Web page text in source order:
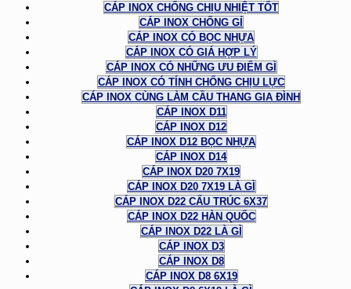
CÁP INOX CHỐNG CHỊU NHIỆT TỐT
CÁP INOX CHỐNG GỈ
CÁP INOX CÓ BỌC NHỰA
CÁP INOX CÓ GIÁ HỢP LÝ
CÁP INOX CÓ NHỮNG ƯU ĐIỂM GÌ
CÁP INOX CÓ TÍNH CHỐNG CHỊU LỰC
CÁP INOX CÙNG LÀM CẦU THANG GIA ĐÌNH
CÁP INOX D11
CÁP INOX D12
CÁP INOX D12 BỌC NHỰA
CÁP INOX D14
CÁP INOX D20 7X19
CÁP INOX D20 7X19 LÀ GÌ
CÁP INOX D22 CẤU TRÚC 6X37
CÁP INOX D22 HÀN QUỐC
CÁP INOX D22 LÀ GÌ
CÁP INOX D3
CÁP INOX D8
CÁP INOX D8 6X19